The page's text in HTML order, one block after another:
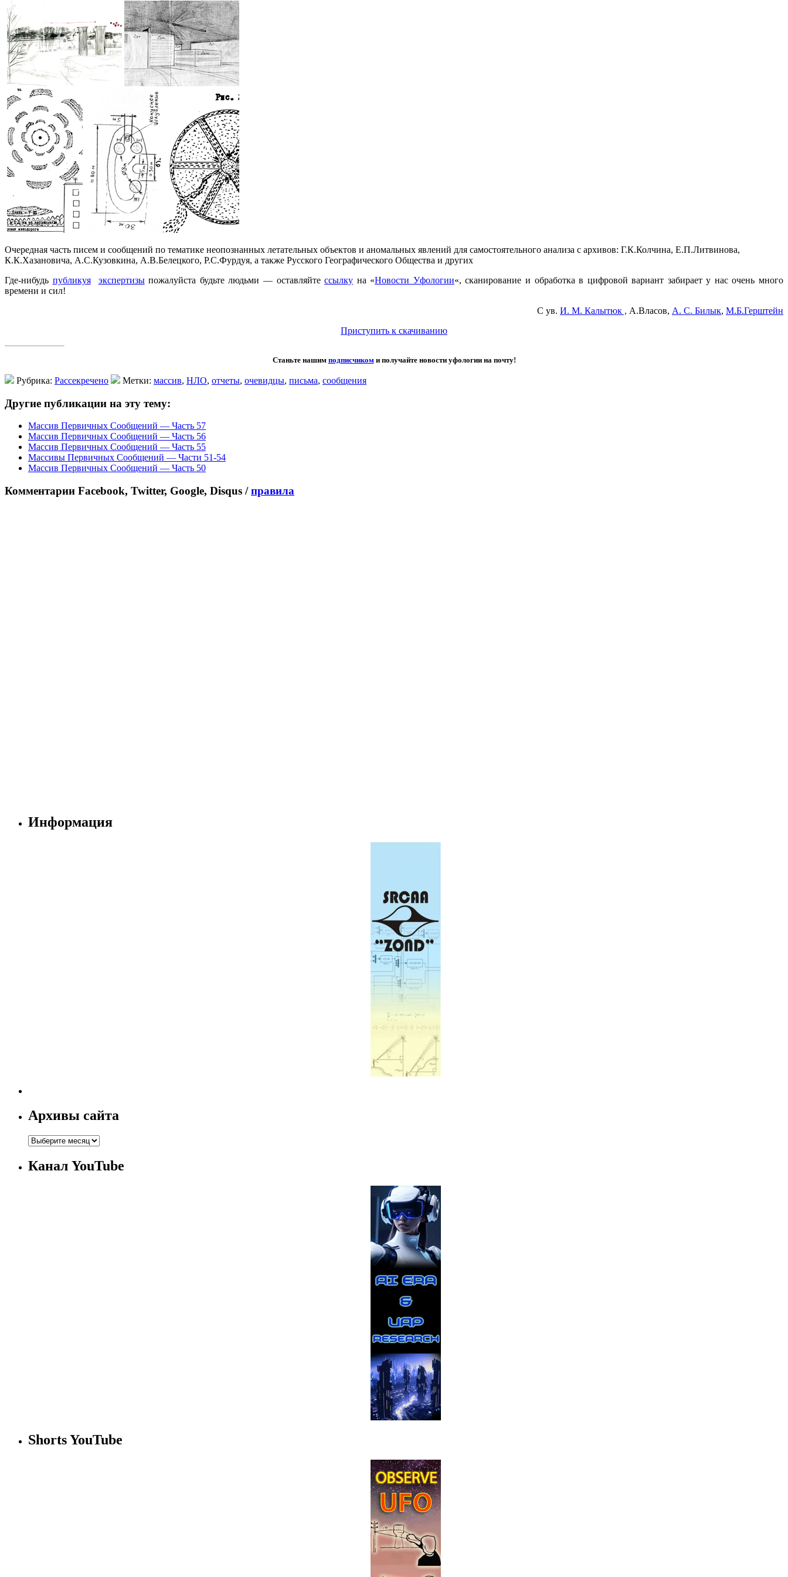
Очередная часть писем и сообщений по тематике неопознанных летательных объектов и аномальных явлений для самостоятельного анализа с архивов: Г.К.Колчина, Е.П.Литвинова,
К.К.Хазановича, А.C.Кузовкина, А.В.Белецкого, Р.С.Фурдуя, а также Русского Географического Общества и других
Где-нибудь публикуя экспертизыпожалуйста будьте людьми — оставляйтессылку на «Новости Уфологии«, сканирование и обработка в цифровой вариант забирает у нас очень много
времени и сил!
С ув. И. М. Калытюк , А.Власов, А. С. Билык, М.Б.Герштейн
Приступить к скачиванию
Станьте нашим подписчикоми получайте новости уфологии на почту!
Рубрика: Рассекречено Метки: массив, НЛО, отчеты, очевидцы, письма, сообщения
Другие публикации на эту тему:
Массив Первичных Сообщений — Часть 57
Массив Первичных Сообщений — Часть 56
Массив Первичных Сообщений — Часть 55
Массивы Первичных Сообщений — Части 51-54
Массив Первичных Сообщений — Часть 50
Комментарии Facebook, Twitter, Google, Disqus /правила
Информация
Архивы сайта
Канал YouTube
Shorts YouTube